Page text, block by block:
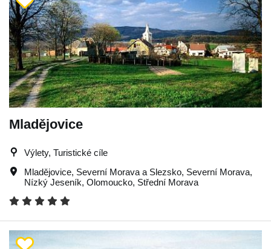
Mladějovice
Výlety, Turistické cíle
Mladějovice, Severní Morava a Slezsko, Severní Morava,
Nízký Jeseník, Olomoucko, Střední Morava